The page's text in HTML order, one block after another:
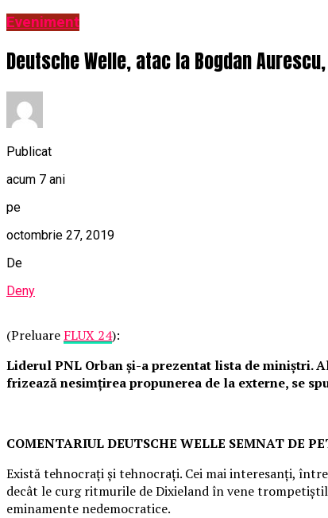
Eveniment
Deutsche Welle, atac la Bogdan
Publicat
acum 7 ani
pe
octombrie 27, 2019
De
Deny
(Preluare FLUX 24):
Liderul PNL Orban şi-a prezentat lista de miniştri.
frizează nesimţirea propunerea de la externe, se
COMENTARIUL DEUTSCHE WELLE SEMNAT DE
Există tehnocraţi şi tehnocraţi. Cei mai interesanţi,
decât le curg ritmurile de Dixieland în vene
eminamente nedemocratice.